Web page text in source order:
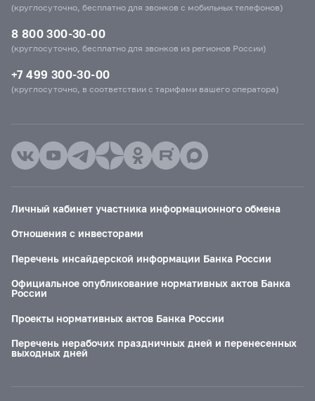
(круглосуточно, бесплатно для звонков с мобильных телефонов)
8 800 300-30-00
(круглосуточно, бесплатно для звонков из регионов России)
+7 499 300-30-00
(круглосуточно, в соответствии с тарифами вашего оператора)
Личный кабинет участника информационного обмена
Отношения с инвесторами
Перечень инсайдерской информации Банка России
Официальное опубликование нормативных актов Банка
России
Проекты нормативных актов Банка России
Перечень нерабочих праздничных дней и перенесенных
выходных дней